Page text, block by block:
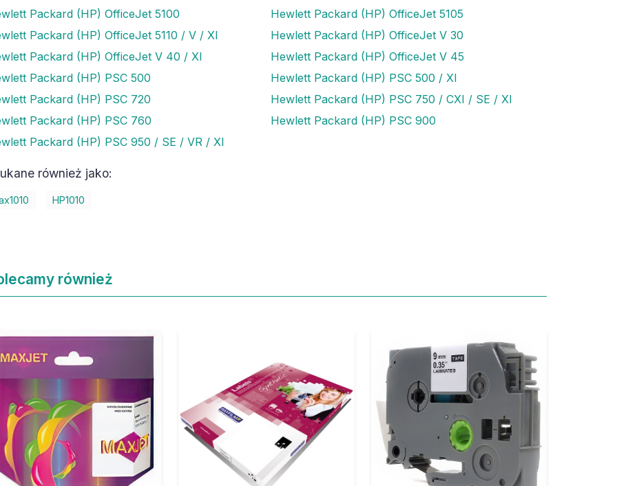
Packard (HP) OfficeJet 5100
Hewlett Packard (HP) OfficeJet 5105
Packard (HP) OfficeJet 5110 / V / XI
Hewlett Packard (HP) OfficeJet V 30
Packard (HP) OfficeJet V 40 / XI
Hewlett Packard (HP) OfficeJet V 45
Packard (HP) PSC 500
Hewlett Packard (HP) PSC 500 / XI
Packard (HP) PSC 720
Hewlett Packard (HP) PSC 750 / CXI / SE / XI
Packard (HP) PSC 760
Hewlett Packard (HP) PSC 900
Packard (HP) PSC 950 / SE / VR / XI
również jako:
HP1010
również